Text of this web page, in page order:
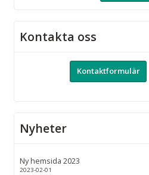
Kontakta oss
Kontaktformulär
Nyheter
Ny hemsida 2023
2023-02-01